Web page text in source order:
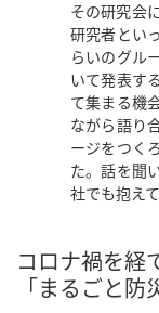
その研究会
研究者とい
らいのグル
いて発表す
て集まる機
ながら語り
ージをつく
た。話を聞
社でも抱え
コロナ禍を経
「まるごと